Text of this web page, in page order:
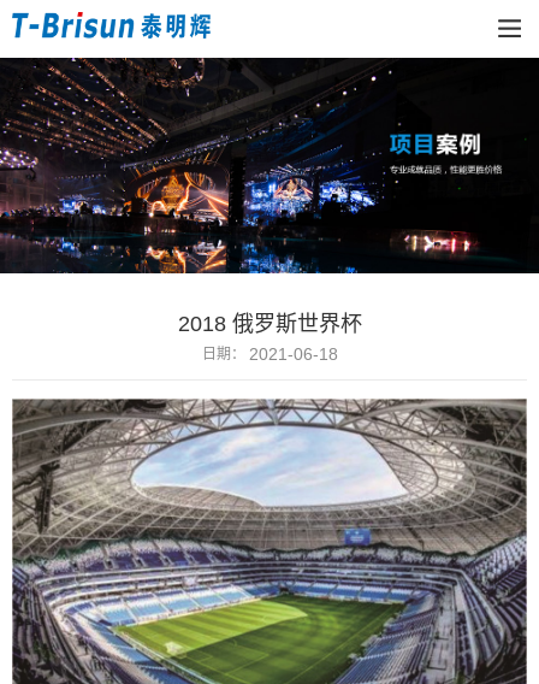
2018 俄罗斯世界杯
日期： 2021-06-18